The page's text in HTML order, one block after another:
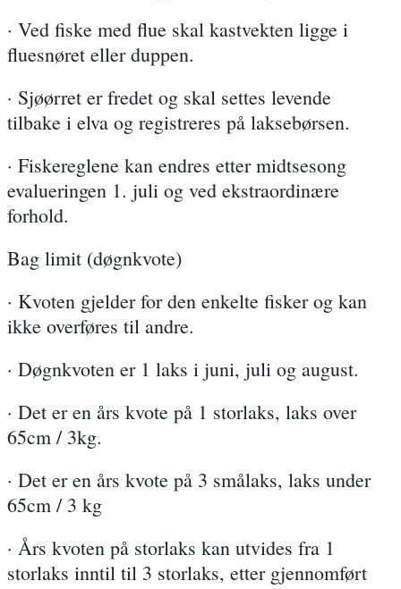
· Ved fiske med flue skal kastvekten ligge i
fluesnøret eller duppen.
· Sjøørret er fredet og skal settes levende
tilbake i elva og registreres på laksebørsen.
· Fiskereglene kan endres etter midtsesong
evalueringen 1. juli og ved ekstraordinære
forhold.
Bag limit (døgnkvote)
· Kvoten gjelder for den enkelte fisker og kan
ikke overføres til andre.
· Døgnkvoten er 1 laks i juni, juli og august.
· Det er en års kvote på 1 storlaks, laks over
65cm / 3kg.
· Det er en års kvote på 3 smålaks, laks under
65cm / 3 kg
· Års kvoten på storlaks kan utvides fra 1
storlaks inntil til 3 storlaks, etter gjennomført